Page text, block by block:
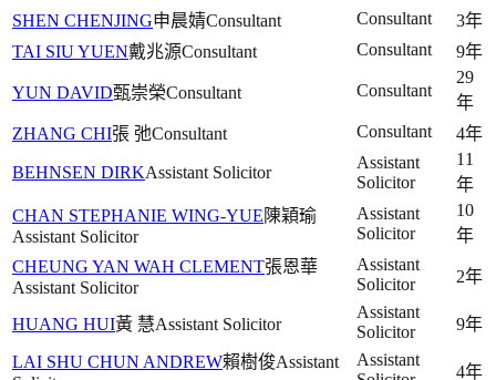
SHEN CHENJING申晨婧Consultant Consultant
3年
TAI SIU YUEN戴兆源Consultant Consultant 9年
YUN DAVID甄崇榮Consultant Consultant
29
年
ZHANG CHI張 弛Consultant Consultant 4年
BEHNSEN DIRKAssistant Solicitor
Assistant
Solicitor
11
年
CHAN STEPHANIE WING-YUE 陳穎瑜
Assistant Solicitor
Assistant
Solicitor
10
年
CHEUNG YAN WAH CLEMENT張恩華
Assistant Solicitor
Assistant
Solicitor
2年
HUANG HUI黃 慧Assistant Solicitor
Assistant
Solicitor
9年
LAI SHU CHUN ANDREW賴樹俊Assistant
Assistant
4年